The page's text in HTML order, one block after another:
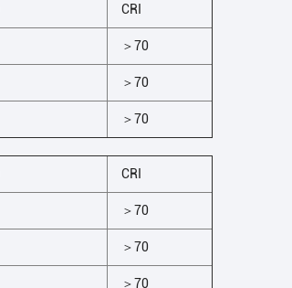
CRI
＞70
＞70
＞70
CRI
＞70
＞70
＞70